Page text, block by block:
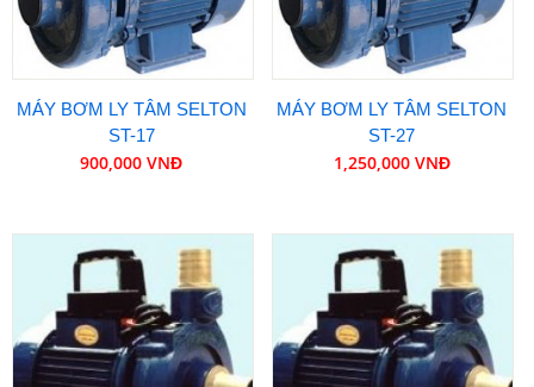
MÁY BƠM LY TÂM SELTON
ST-17
900,000 VNĐ
MÁY BƠM LY TÂM SELTON
ST-27
1,250,000 VNĐ